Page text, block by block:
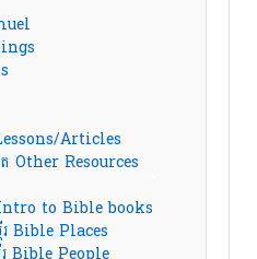
Articles
ត Other Resources
Intro to Bible books
ពីរ Bible Places